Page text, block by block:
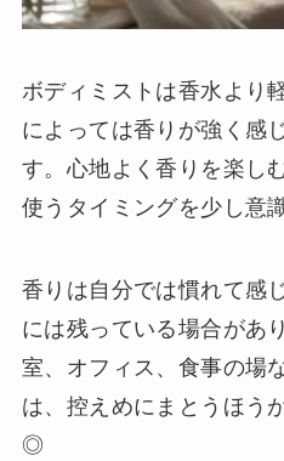
ボディミストは香水より
によっては香りが強く感
す。心地よく香りを楽し
使うタイミングを少し意
香りは自分では慣れて感
には残っている場合があ
室、オフィス、食事の場
は、控えめにまとうほう
◎